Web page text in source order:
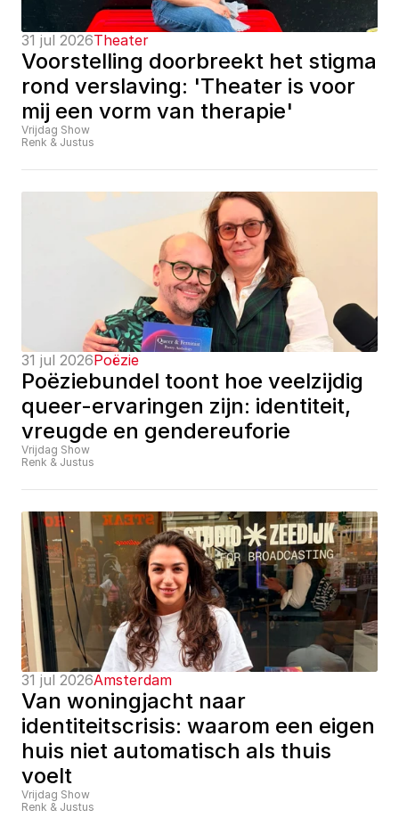
31 jul 2026Theater
Voorstelling doorbreekt het stigma
rond verslaving: 'Theater is voor
mij een vorm van therapie'
Vrijdag Show
Renk & Justus
31 jul 2026Poëzie
Poëziebundel toont hoe veelzijdig
queer-ervaringen zijn: identiteit,
vreugde en gendereuforie
Vrijdag Show
Renk & Justus
31 jul 2026Amsterdam
Van woningjacht naar
identiteitscrisis: waarom een eigen
huis niet automatisch als thuis
voelt
Vrijdag Show
Renk & Justus